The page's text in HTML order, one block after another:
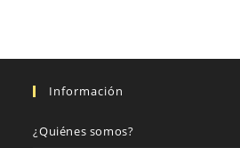
Información
¿Quiénes somos?